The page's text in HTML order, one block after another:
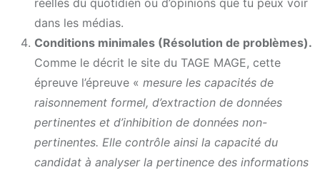
réelles du quotidien ou d’opinions que tu peux voir
dans les médias.
Conditions minimales (Résolution de problèmes).
Comme le décrit le site du TAGE MAGE, cette
épreuve l’épreuve « mesure les capacités de
raisonnement formel, d’extraction de données
pertinentes et d’inhibition de données non-
pertinentes. Elle contrôle ainsi la capacité du
candidat à analyser la pertinence des informations